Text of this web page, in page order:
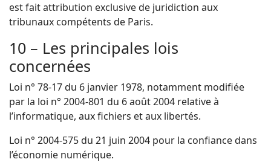
est fait attribution exclusive de juridiction aux
tribunaux compétents de Paris.
10 – Les principales lois
concernées
Loi n° 78-17 du 6 janvier 1978, notamment modifiée
par la loi n° 2004-801 du 6 août 2004 relative à
l’informatique, aux fichiers et aux libertés.
Loi n° 2004-575 du 21 juin 2004 pour la confiance dans
l’économie numérique.